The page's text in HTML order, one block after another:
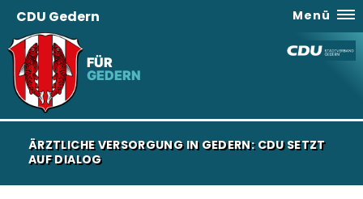
FÜR
GEDERN
CDU Gedern Menü
ÄRZTLICHE VERSORGUNG IN GEDERN: CDU SETZT
AUF DIALOG